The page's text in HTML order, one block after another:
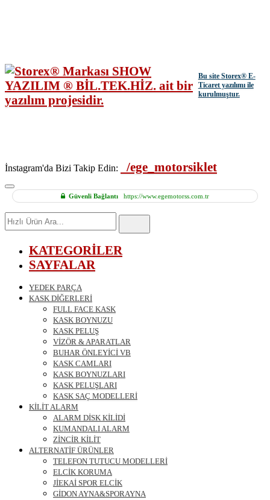
Bu site Storex® E-
Ticaret yazılımı ile
kurulmuştur.
İnstagram'da Bizi Takip Edin: /ege_motorsiklet
Güvenli Bağlantı https://www.egemotorss.com.tr
Hızlı
Ürün
KATEGORİLER
SAYFALAR
YEDEK PARÇA
KASK DİĞERLERİ
FULL FACE KASK
KASK BOYNUZU
KASK PELUŞ
VİZÖR & APARATLAR
BUHAR ÖNLEYİCİ VB
KASK CAMLARI
KASK BOYNUZLARI
KASK PELUŞLARI
KASK SAÇ MODELLERİ
KİLİT ALARM
ALARM DİSK KİLİDİ
KUMANDALI ALARM
ZİNCİR KİLİT
ALTERNATİF ÜRÜNLER
TELEFON TUTUCU MODELLERİ
ELCİK KORUMA
JİEKAİ SPOR ELCİK
GİDON AYNA&SPORAYNA